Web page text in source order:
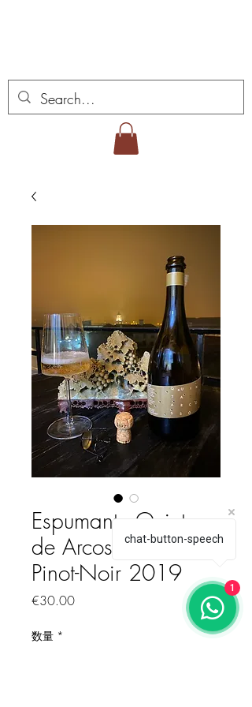
Espumante Quinta
de Arcossó Rosé
Pinot-Noir 2019
€30.00価格
数量 *
chat-button-speech
1